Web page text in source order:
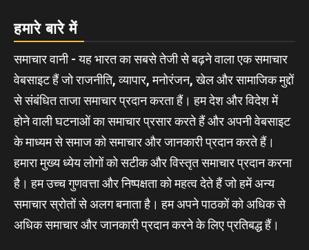
हमारे बारे में
समाचार वानी - यह भारत का सबसे तेजी से बढ़ने वाला एक समाचार
वेबसाइट हैं जो राजनीति, व्यापार, मनोरंजन, खेल और सामाजिक मुद्दों
से संबंधित ताजा समाचार प्रदान करता हैं। हम देश और विदेश में
होने वाली घटनाओं का समाचार प्रसार करते हैं और अपनी वेबसाइट
के माध्यम से समाज को समाचार और जानकारी प्रदान करते हैं।
हमारा मुख्य ध्येय लोगों को सटीक और विस्तृत समाचार प्रदान करना
है। हम उच्च गुणवत्ता और निष्पक्षता को महत्व देते हैं जो हमें अन्य
समाचार स्रोतों से अलग बनाता है। हम अपने पाठकों को अधिक से
अधिक समाचार और जानकारी प्रदान करने के लिए प्रतिबद्ध हैं।